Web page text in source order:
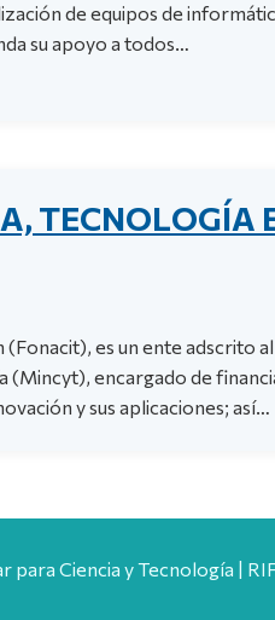
de equipos de
su apoyo a todos…
TECNOLOGÍA
es un ente adscrito al
(Mincyt), encargado de
y sus aplicaciones; así…
para Ciencia y Tecnología |